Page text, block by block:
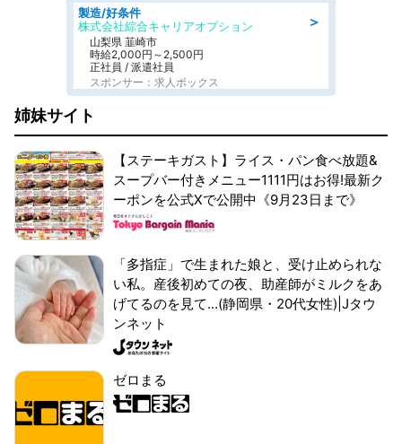
＞
製造/好条件
株式会社綜合キャリアオプション
山梨県 韮崎市
時給2,000円～2,500円
正社員 / 派遣社員
スポンサー：求人ボックス
姉妹サイト
【ステーキガスト】ライス・パン食べ放題&
スープバー付きメニュー1111円はお得!最新ク
ーポンを公式Xで公開中《9月23日まで》
「多指症」で生まれた娘と、受け止められな
い私。産後初めての夜、助産師がミルクをあ
げてるのを見て...(静岡県・20代女性)|Jタウ
ンネット
ゼロまる